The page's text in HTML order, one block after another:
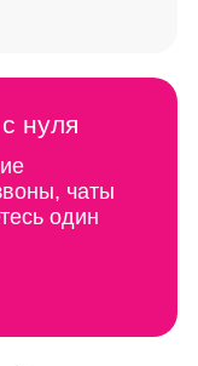
нуля
чаты
один